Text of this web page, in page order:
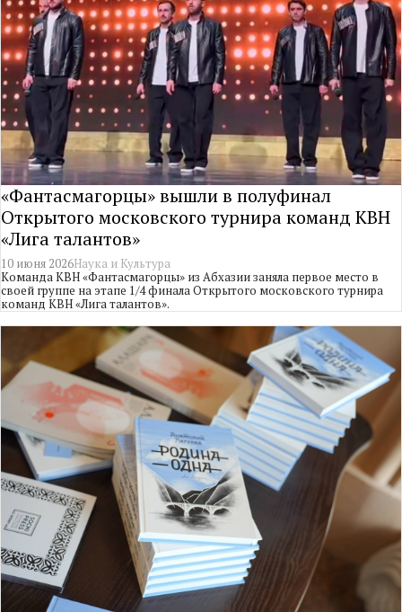
«Фантасмагорцы» вышли в полуфинал
Открытого московского турнира команд КВН
«Лига талантов»
10 июня 2026Наука и Культура
Команда КВН «Фантасмагорцы» из Абхазии заняла первое место в
своей группе на этапе 1/4 финала Открытого московского турнира
команд КВН «Лига талантов».